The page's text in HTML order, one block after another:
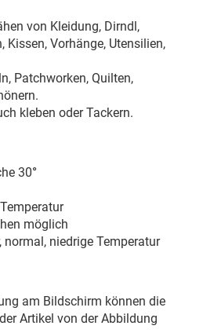
von Kleidung, Dirndl,
Kissen, Vorhänge, Utensilien,
Patchworken, Quilten,
kleben oder Tackern.
30°
möglich
normal, niedrige Temperatur
am Bildschirm können die
Artikel von der Abbildung